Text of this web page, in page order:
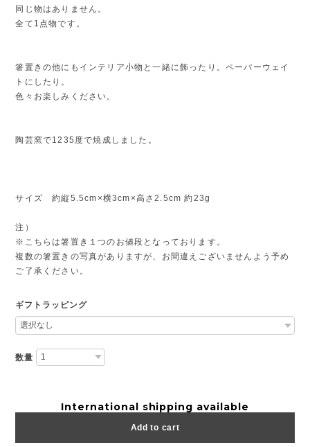
同じ物はありません。
全て1点物です。
箸置きの他にもインテリア小物と一緒に飾ったり。ペーパーウェイ
トにしたり。
色々お楽しみください。
陶芸窯で1235度で焼成しました。
サイズ 約縦5.5cm×横3cm×高さ2.5cm 約23g
注）
※こちらは箸置き１つのお値段となっております。
複数の箸置きの写真がありますが、お間違えございませんよう予め
ご了承ください。
ギフトラッピング
数量
International shipping available
Add to cart